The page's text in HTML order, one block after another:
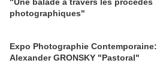
photographiques"
Expo Photographie Contemporaine:
Alexander GRONSKY "Pastoral"